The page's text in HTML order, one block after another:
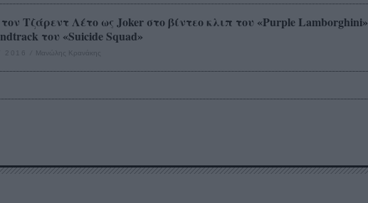
Τζάρεντ Λέτο ως Joker στο βίντεο κλιπ του «Purple Lamborghini»
του «Suicide Squad»
2016 Μανώλης Κρανάκης